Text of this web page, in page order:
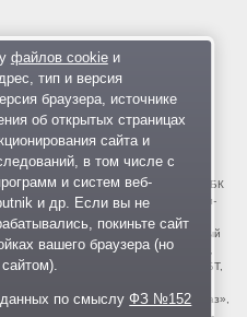
рекомендательные
и запрещены организации ФБК
Штабы Навального, «Национал-
«Армия воли народа», «Русский
нелегальной иммиграции», «Правый
Бандеры», «Мизантропик дивижн»,
«Артподготовка», движение ЛГБТ,
АУЕ, батальоны «Азов» и «Айдар».
«Движение Талибан», «Имарат Кавказ»,
файлов cookieи
тип и версия
браузера, источнике
об открытых страницах
сайта и
в том числе с
и систем веб-
и др. Если вы не
покиньте сайт
вашего браузера (но
данных по смыслуФЗ №152